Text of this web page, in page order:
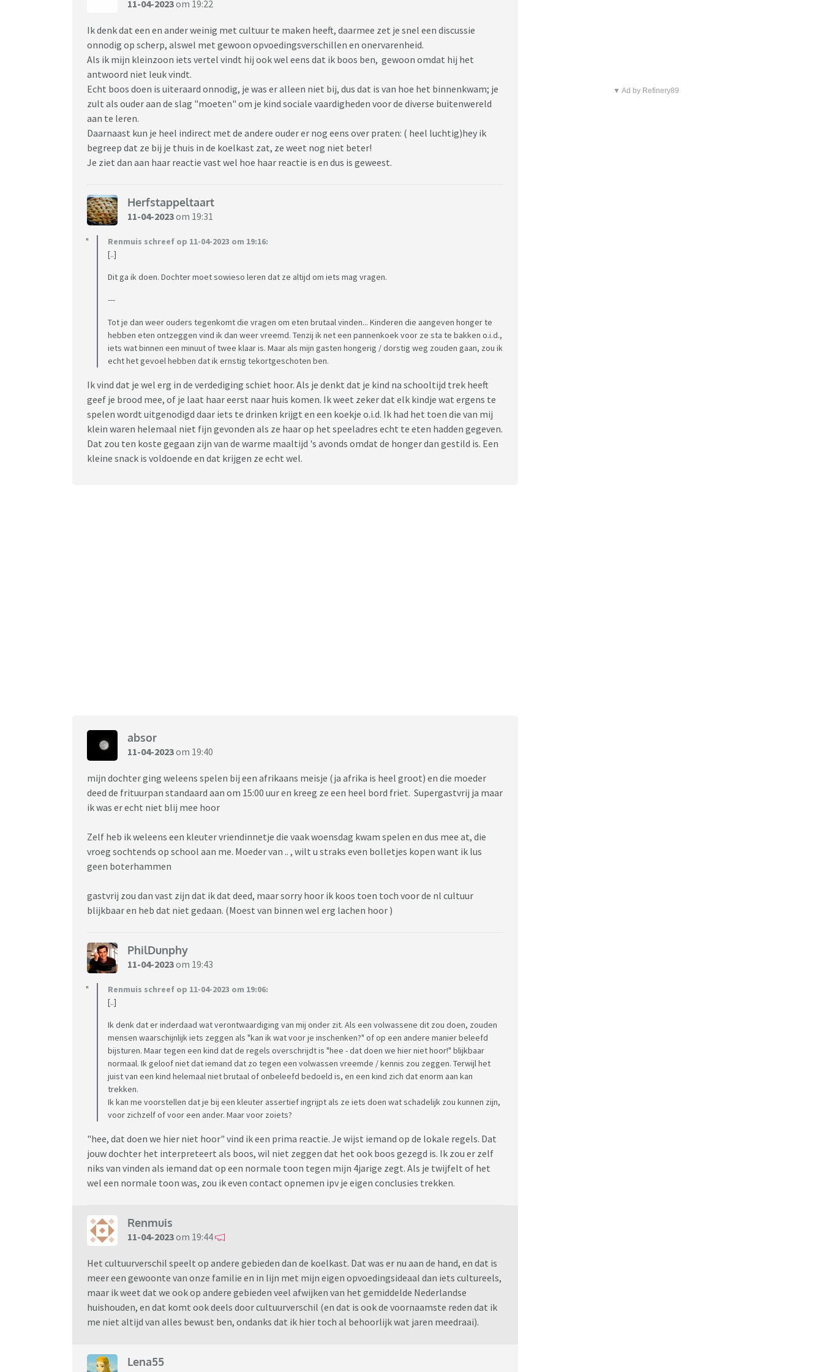
11-04-2023om 19:22
Ik denk dat een en ander weinig met cultuur te maken heeft, daarmee zet je snel een discussie
onnodig op scherp, alswel met gewoon opvoedingsverschillen en onervarenheid.
Als ik mijn kleinzoon iets vertel vindt hij ook wel eens dat ik boos ben, gewoon omdat hij het
antwoord niet leuk vindt.
Echt boos doen is uiteraard onnodig, je was er alleen niet bij, dus dat is van hoe het binnenkwam; je
zult als ouder aan de slag "moeten" om je kind sociale vaardigheden voor de diverse buitenwereld
aan te leren.
Daarnaast kun je heel indirect met de andere ouder er nog eens over praten: ( heel luchtig)hey ik
begreep dat ze bij je thuis in de koelkast zat, ze weet nog niet beter!
Je ziet dan aan haar reactie vast wel hoe haar reactie is en dus is geweest.
Herfstappeltaart
11-04-2023om 19:31
Renmuis schreef op 11-04-2023 om 19:16:
[..]
Dit ga ik doen. Dochter moet sowieso leren dat ze altijd om iets mag vragen.
---
Tot je dan weer ouders tegenkomt die vragen om eten brutaal vinden... Kinderen die aangeven honger te
hebben eten ontzeggen vind ik dan weer vreemd. Tenzij ik net een pannenkoek voor ze sta te bakken o.i.d.,
iets wat binnen een minuut of twee klaar is. Maar als mijn gasten hongerig / dorstig weg zouden gaan, zou ik
echt het gevoel hebben dat ik ernstig tekortgeschoten ben.
Ik vind dat je wel erg in de verdediging schiet hoor. Als je denkt dat je kind na schooltijd trek heeft
geef je brood mee, of je laat haar eerst naar huis komen. Ik weet zeker dat elk kindje wat ergens te
spelen wordt uitgenodigd daar iets te drinken krijgt en een koekje o.i.d. Ik had het toen die van mij
klein waren helemaal niet fijn gevonden als ze haar op het speeladres echt te eten hadden gegeven.
Dat zou ten koste gegaan zijn van de warme maaltijd 's avonds omdat de honger dan gestild is. Een
kleine snack is voldoende en dat krijgen ze echt wel.
absor
11-04-2023om 19:40
mijn dochter ging weleens spelen bij een afrikaans meisje (ja afrika is heel groot) en die moeder
deed de frituurpan standaard aan om 15:00 uur en kreeg ze een heel bord friet. Supergastvrij ja maar
ik was er echt niet blij mee hoor
Zelf heb ik weleens een kleuter vriendinnetje die vaak woensdag kwam spelen en dus mee at, die
vroeg sochtends op school aan me. Moeder van .. , wilt u straks even bolletjes kopen want ik lus
geen boterhammen
gastvrij zou dan vast zijn dat ik dat deed, maar sorry hoor ik koos toen toch voor de nl cultuur
blijkbaar en heb dat niet gedaan. (Moest van binnen wel erg lachen hoor )
PhilDunphy
11-04-2023om 19:43
Renmuis schreef op 11-04-2023 om 19:06:
[..]
Ik denk dat er inderdaad wat verontwaardiging van mij onder zit. Als een volwassene dit zou doen, zouden
mensen waarschijnlijk iets zeggen als "kan ik wat voor je inschenken?" of op een andere manier beleefd
bijsturen. Maar tegen een kind dat de regels overschrijdt is "hee - dat doen we hier niet hoor!" blijkbaar
normaal. Ik geloof niet dat iemand dat zo tegen een volwassen vreemde / kennis zou zeggen. Terwijl het
juist van een kind helemaal niet brutaal of onbeleefd bedoeld is, en een kind zich dat enorm aan kan
trekken.
Ik kan me voorstellen dat je bij een kleuter assertief ingrijpt als ze iets doen wat schadelijk zou kunnen zijn,
voor zichzelf of voor een ander. Maar voor zoiets?
"hee, dat doen we hier niet hoor" vind ik een prima reactie. Je wijst iemand op de lokale regels. Dat
jouw dochter het interpreteert als boos, wil niet zeggen dat het ook boos gezegd is. Ik zou er zelf
niks van vinden als iemand dat op een normale toon tegen mijn 4jarige zegt. Als je twijfelt of het
wel een normale toon was, zou ik even contact opnemen ipv je eigen conclusies trekken.
Renmuis
11-04-2023om 19:44
Het cultuurverschil speelt op andere gebieden dan de koelkast. Dat was er nu aan de hand, en dat is
meer een gewoonte van onze familie en in lijn met mijn eigen opvoedingsideaal dan iets cultureels,
maar ik weet dat we ook op andere gebieden veel afwijken van het gemiddelde Nederlandse
huishouden, en dat komt ook deels door cultuurverschil (en dat is ook de voornaamste reden dat ik
me niet altijd van alles bewust ben, ondanks dat ik hier toch al behoorlijk wat jaren meedraai).
Lena55
▼ Ad by Refinery89